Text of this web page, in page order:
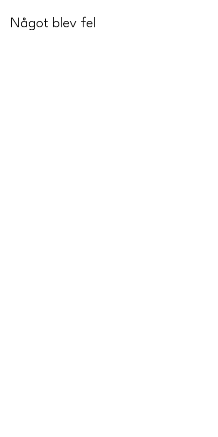
Något blev fel